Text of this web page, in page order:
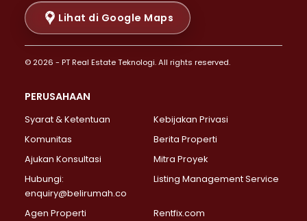
Properti Dijual di Kramat >
Properti Dijual di Pasar Baru >
Properti Dijual di Bendungan Hilir >
Properti Dijual di Jakarta Selatan >
Properti Dijual di Lebak Bulus >
Properti Dijual di Gandaria Selatan >
Properti Dijual di Pondok Labu >
Properti Dijual di Lenteng Agung >
Properti Dijual di Senayan >
Properti Dijual di Pondok Pinang >
Lihat di Google Maps
© 2026 - PT Real Estate Teknologi. All rights reserved.
PERUSAHAAN
Syarat & Ketentuan
Kebijakan Privasi
Komunitas
Berita Properti
Ajukan Konsultasi
Mitra Proyek
Hubungi:
enquiry@belirumah.co
Listing Management Service
Agen Properti Rentfix.com